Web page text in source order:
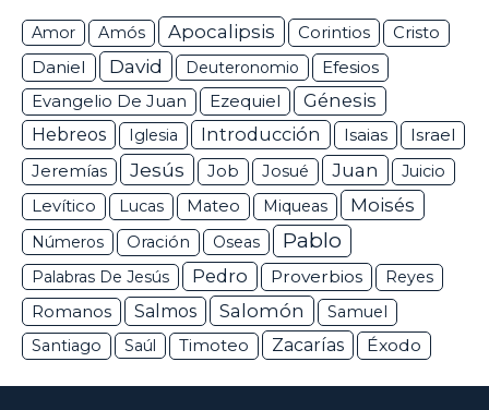
Amor Amós Apocalipsis Corintios Cristo
Daniel David Deuteronomio Efesios
Evangelio De Juan Ezequiel
Génesis
Hebreos
Iglesia Introducción Isaias Israel
Jeremías Jesús Job Josué Juan
Juicio
Levítico
Lucas Mateo Miqueas Moisés
Números Oración Oseas Pablo
Palabras De Jesús Pedro Proverbios Reyes
Romanos Salmos Salomón
Samuel
Santiago
Saúl Timoteo Zacarías Éxodo